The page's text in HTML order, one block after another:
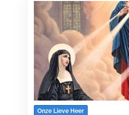
Onze Lieve Heer